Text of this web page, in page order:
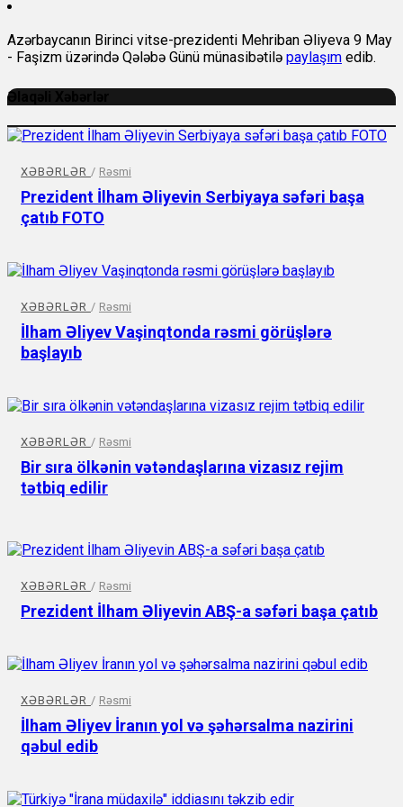
Azərbaycanın Birinci vitse-prezidenti Mehriban Əliyeva 9 May
- Faşizm üzərində Qələbə Günü münasibətilə paylaşım edib.
Əlaqəli Xəbərlər
XƏBƏRLƏR / Rəsmi
Prezident İlham Əliyevin Serbiyaya səfəri başa
çatıb FOTO
XƏBƏRLƏR / Rəsmi
İlham Əliyev Vaşinqtonda rəsmi görüşlərə
başlayıb
XƏBƏRLƏR / Rəsmi
Bir sıra ölkənin vətəndaşlarına vizasız rejim
tətbiq edilir
XƏBƏRLƏR / Rəsmi
Prezident İlham Əliyevin ABŞ-a səfəri başa çatıb
XƏBƏRLƏR / Rəsmi
İlham Əliyev İranın yol və şəhərsalma nazirini
qəbul edib